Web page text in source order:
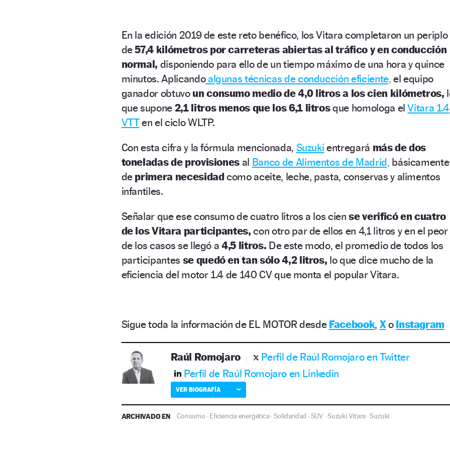
En la edición 2019 de este reto benéfico, los Vitara completaron un periplo
de57,4 kilómetros por carreteras abiertas al tráfico y en conducción
normal, disponiendo para ello de un tiempo máximo de una hora y quince
minutos. Aplicandoalgunas técnicas de conducción eficiente, el equipo
ganador obtuvoun consumo medio de 4,0 litros a los cien kilómetros,
que supone 2,1 litros menos que los 6,1 litrosque homologa elVitara 1.4
VTTen el ciclo WLTP.
Con esta cifra y la fórmula mencionada, Suzuki entregará más de dos
toneladas de provisiones al Banco de Alimentos de Madrid, básicamente
de primera necesidadcomo aceite, leche, pasta, conservas y alimentos
infantiles.
Señalar que ese consumo de cuatro litros a los cien se verificó en cuatro
de los Vitara participantes, con otro par de ellos en 4,1 litros y en el peor
de los casos se llegó a 4,5 litros. De este modo, el promedio de todos los
participantes se quedó en tan sólo 4,2 litros, lo que dice mucho de la
eficiencia del motor 1.4 de 140 CV que monta el popular Vitara.
Sigue toda la información de EL MOTOR desde Facebook, Xo Instagram
Raúl Romojaro
Perfil de Raúl Romojaro en Twitter
Perfil de Raúl Romojaro en Linkedin
VER BIOGRAFÍA
ARCHIVADO EN Consumo ·Eficiencia energética·Solidaridad ·SUV ·Suzuki Vitara ·Suzuki